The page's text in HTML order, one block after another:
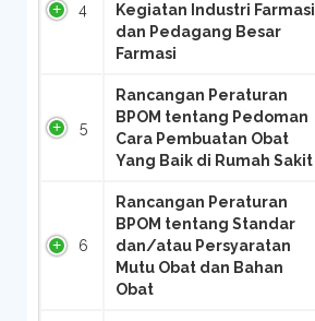
4
Kegiatan Industri Farmasi
dan Pedagang Besar
Farmasi
5
Rancangan Peraturan
BPOM tentang Pedoman
Cara Pembuatan Obat
Yang Baik di Rumah Sakit
6
Rancangan Peraturan
BPOM tentang Standar
dan/atau Persyaratan
Mutu Obat dan Bahan
Obat